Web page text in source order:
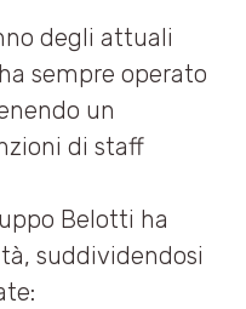
degli attuali
sempre operato
un
di staff
Belotti ha
suddividendosi